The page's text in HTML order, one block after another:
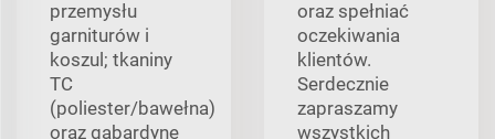
przemysłu
garniturów i
koszul; tkaniny
TC
(poliester/bawełna)
oraz gabardynę
oraz spełniać
oczekiwania
klientów.
Serdecznie
zapraszamy
wszystkich